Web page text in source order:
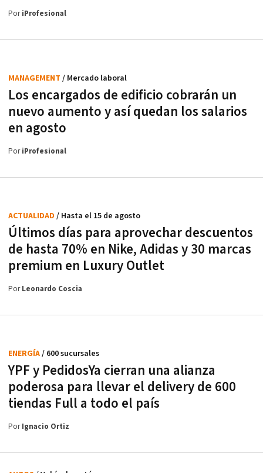
PoriProfesional
Los encargados de edificio cobrarán un
nuevo aumento y así quedan los salarios
en agosto
MANAGEMENT / Mercado laboral
PoriProfesional
Últimos días para aprovechar descuentos
de hasta 70% en Nike, Adidas y 30 marcas
premium en Luxury Outlet
ACTUALIDAD / Hasta el 15 de agosto
PorLeonardo Coscia
YPF y PedidosYa cierran una alianza
poderosa para llevar el delivery de 600
tiendas Full a todo el país
ENERGÍA/ 600 sucursales
PorIgnacio Ortiz